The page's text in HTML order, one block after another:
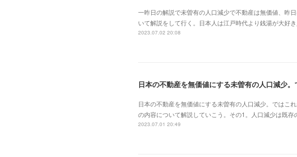
一昨日の解説で未曽有の人口減少で不動産は無価値、昨
いて解説をして行く。日本人は江戸時代より銭湯が大好
2023.07.02 20:08
日本の不動産を無価値にする未曽有の人口減少。ではこ
の内容について解説していこう。その1。人口減少は既
2023.07.01 20:49